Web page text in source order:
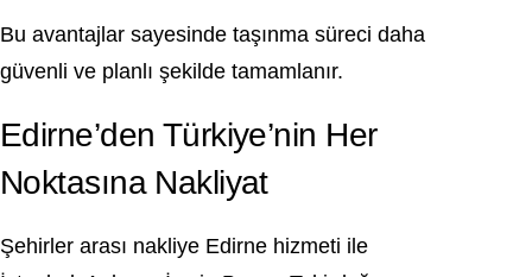
Bu avantajlar sayesinde taşınma süreci daha
güvenli ve planlı şekilde tamamlanır.
Edirne’den Türkiye’nin Her
Noktasına Nakliyat
Şehirler arası nakliye Edirne hizmeti ile